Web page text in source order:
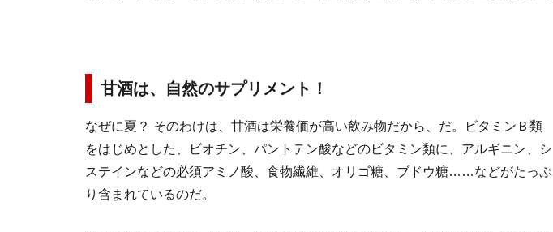
甘酒は、自然のサプリメント！
なぜに夏？ そのわけは、甘酒は栄養価が高い飲み物だから、だ。ビタミンＢ類
をはじめとした、ビオチン、パントテン酸などのビタミン類に、アルギニン、シ
ステインなどの必須アミノ酸、食物繊維、オリゴ糖、ブドウ糖……などがたっぷ
り含まれているのだ。